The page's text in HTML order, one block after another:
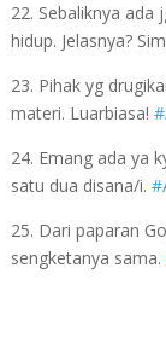
22. Sebaliknya
hidup. Jelasnya?
23. Pihak yg
materi. Luarbiasa!
24. Emang ada ya
satu dua disana/i.
25. Dari paparan
sengketanya sama.